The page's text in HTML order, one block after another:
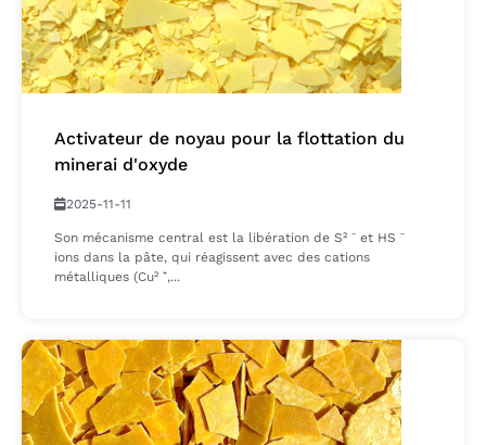
Activateur de noyau pour la flottation du
minerai d'oxyde
2025-11-11
Son mécanisme central est la libération de S² ⁻ et HS ⁻
ions dans la pâte, qui réagissent avec des cations
métalliques (Cu² ⁺,...